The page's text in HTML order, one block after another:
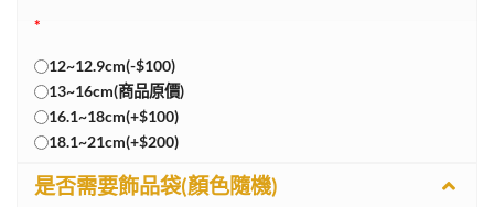
*
12~12.9cm(-$100)
13~16cm(商品原價)
16.1~18cm(+$100)
18.1~21cm(+$200)
是否需要飾品袋(顏色隨機)